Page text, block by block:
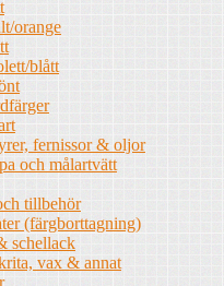
orange
blått
fernissor & oljor
och målartvätt
tillbehör
(färgborttagning)
schellack
vax & annat